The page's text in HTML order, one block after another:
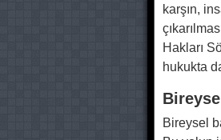
karşın,
Hakları
hukukta
Bireysel